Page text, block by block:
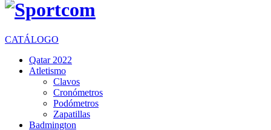
CATÁLOGO
Qatar 2022
Atletismo
Clavos
Cronómetros
Podómetros
Zapatillas
Badmington